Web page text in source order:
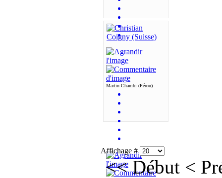
Martin Chambi (Pérou)
Affichage #
<<Début <